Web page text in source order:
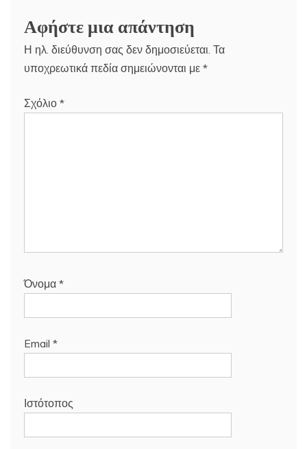
Αφήστε μια απάντηση
Η ηλ. διεύθυνση σας δεν δημοσιεύεται. Τα
υποχρεωτικά πεδία σημειώνονται με *
Σχόλιο *
Όνομα *
Email *
Ιστότοπος